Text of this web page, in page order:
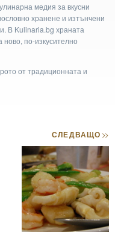
медия за вкусни
хранене и изтънчени
В Kulinaria.bg храната
по-изкусително
от традиционната и
СЛЕДВАЩО>>